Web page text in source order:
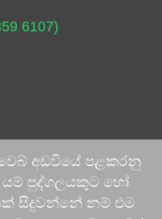
6107)
වෙබ් අඩවියේ පළකරනු
පුද්ගලයකුට හෝ
සිදුවන්නේ නම් එම